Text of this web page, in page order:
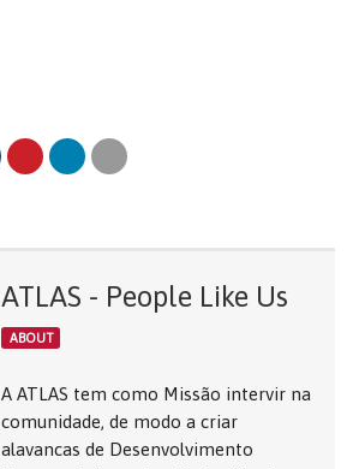
ATLAS - People Like Us
ABOUT
A ATLAS tem como Missão intervir na
comunidade, de modo a criar
alavancas de Desenvolvimento